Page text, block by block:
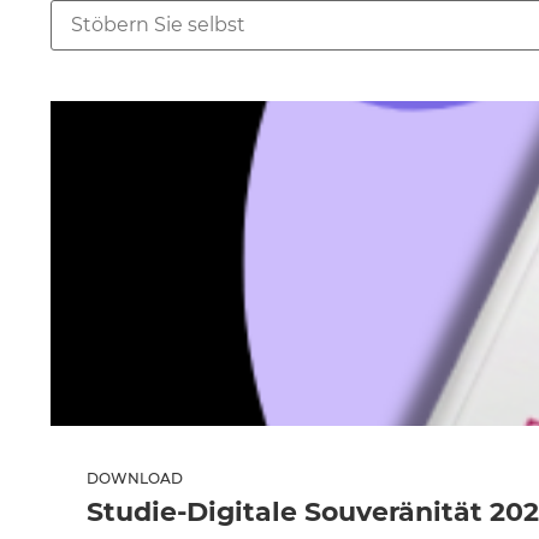
DOWNLOAD
Studie-Digitale Souveränität